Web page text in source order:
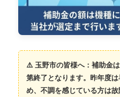
⚠️ 玉野市の皆様へ：補助金
第終了となります。昨年度
め、不調を感じている方は